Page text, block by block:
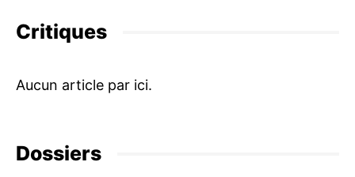
Critiques
Dossiers